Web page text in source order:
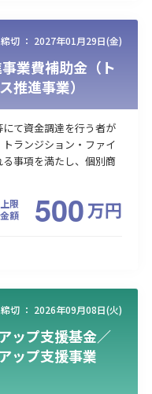
締切 ： 2027年01月29日(金)
業費補助金（ト
推進事業）
て資金調達を行う者が
ランジション・ファイ
事項を満たし、個別商
上限
金額
500万円
締切 ： 2026年09月08日(火)
ップ支援基金／
ップ支援事業